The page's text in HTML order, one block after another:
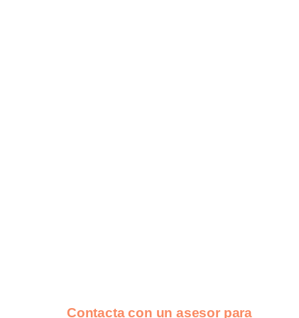
Contacta con un asesor para